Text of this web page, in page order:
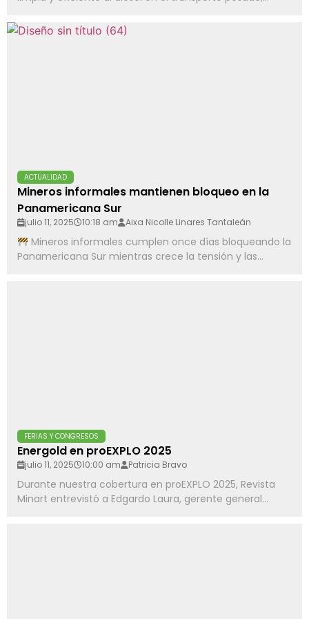
ACTUALIDAD
Mineros informales mantienen bloqueo en la
Panamericana Sur
julio 11, 2025 10:18 am Aixa Nicolle Linares Tantaleán
Mineros informales cumplen once días bloqueando la
Panamericana Sur mientras crece la tensión y las...
FERIAS Y CONGRESOS
Energold en proEXPLO 2025
julio 11, 2025 10:00 am Patricia Bravo
Durante nuestra cobertura en proEXPLO 2025, Revista
Minart entrevistó a Edgardo Laura, gerente general...